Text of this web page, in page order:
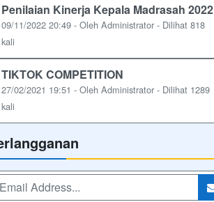
Penilaian Kinerja Kepala Madrasah 2022
09/11/2022 20:49 - Oleh Administrator - Dilihat 818
kali
TIKTOK COMPETITION
27/02/2021 19:51 - Oleh Administrator - Dilihat 1289
kali